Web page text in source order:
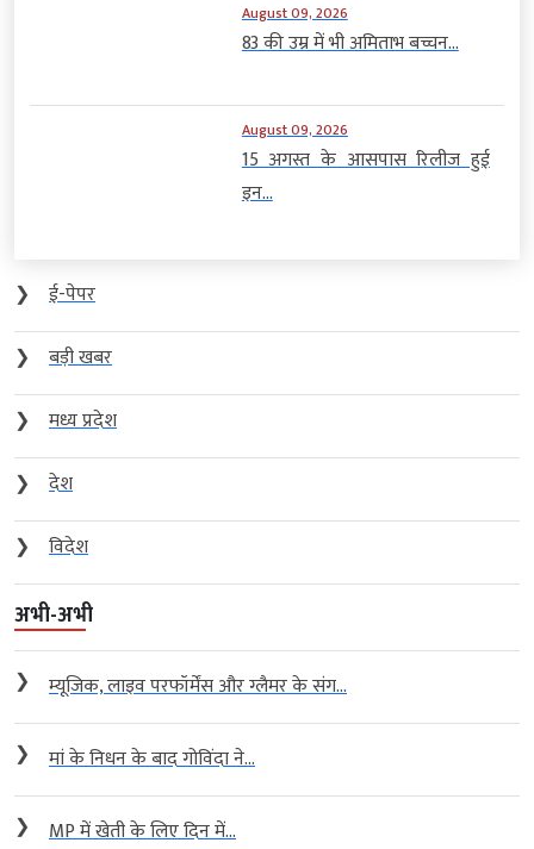
August 09, 2026
83 की उम्र में भी अमिताभ बच्चन...
August 09, 2026
15 अगस्त के आसपास रिलीज हुई
इन...
❯
ई-पेपर
❯
बड़ी खबर
❯
मध्य प्रदेश
❯
देश
❯
विदेश
अभी-अभी
❯ म्यूजिक, लाइव परफॉर्मेंस और ग्लैमर के संग...
❯ मां के निधन के बाद गोविंदा ने...
❯ MP में खेती के लिए दिन में...